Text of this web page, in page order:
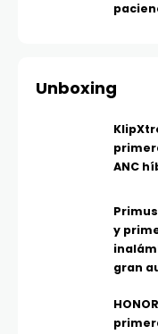
Unboxing
ANC
y
gran